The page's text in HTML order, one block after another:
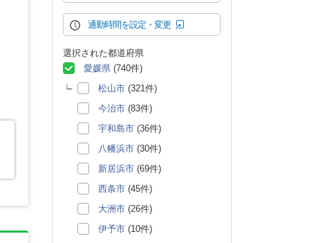
通勤時間を設定・変更
選択された都道府県
愛媛県 (740件)
松山市 (321件)
今治市 (83件)
宇和島市 (36件)
八幡浜市 (30件)
新居浜市 (69件)
西条市 (45件)
大洲市 (26件)
伊予市 (10件)